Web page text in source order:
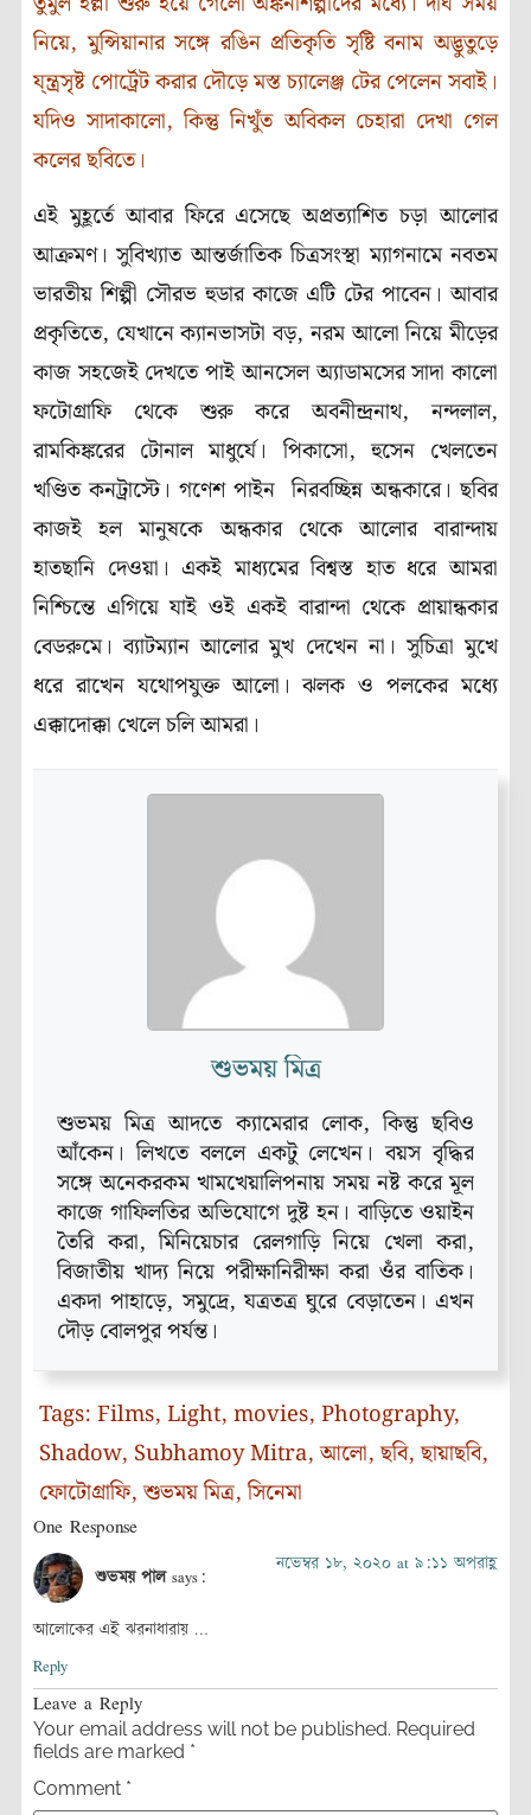
নিয়ে,মুন্সিয়ানার সঙ্গে রঙিন প্রতিকৃতি সৃষ্টি বনাম অদ্ভুতুড়ে
য্ন্ত্রসৃষ্ট পোর্ট্রেট করার দৌড়ে মস্ত চ্যালেঞ্জ টের পেলেন সবাই।
যদিও সাদাকালো,কিন্তু নিখুঁত অবিকল চেহারা দেখা গেল
কলের ছবিতে।
এই মুহূর্তে আবার ফিরে এসেছে অপ্রত্যাশিত চড়া আলোর
আক্রমণ।সুবিখ্যাত আন্তর্জাতিক চিত্রসংস্থা ম্যাগনামে নবতম
ভারতীয় শিল্পী সৌরভ হুডার কাজে এটি টের পাবেন। আবার
প্রকৃতিতে, যেখানে ক্যানভাসটা বড়,নরম আলো নিয়ে মীড়ের
কাজ সহজেই দেখতে পাই আনসেল অ্যাডামসের সাদা কালো
ফটোগ্রাফি থেকে শুরু করে অবনীন্দ্রনাথ,নন্দলাল,
রামকিঙ্করের টোনাল মাধুর্যে। পিকাসো,হুসেন খেলতেন
খণ্ডিত কনট্রাস্টে। গণেশ পাইন নিরবচ্ছিন্ন অন্ধকারে। ছবির
কাজই হল মানুষকে অন্ধকার থেকে আলোর বারান্দায়
হাতছানি দেওয়া। একই মাধ্যমের বিশ্বস্ত হাত ধরে আমরা
নিশ্চিন্তে এগিয়ে যাই ওই একই বারান্দা থেকে প্রায়ান্ধকার
বেডরুমে। ব্যাটম্যান আলোর মুখ দেখেন না। সুচিত্রা মুখে
ধরে রাখেন যথোপযুক্ত আলো। ঝলক ও পলকের মধ্যে
এক্কাদোক্কা খেলে চলি আমরা।
শুভময় মিত্র
শুভময় মিত্র আদতে ক্যামেরার লোক, কিন্তু ছবিও
আঁকেন। লিখতে বললে একটু লেখেন। বয়স বৃদ্ধির
সঙ্গে অনেকরকম খামখেয়ালিপনায় সময় নষ্ট করে মূল
কাজে গাফিলতির অভিযোগে দুষ্ট হন। বাড়িতে ওয়াইন
তৈরি করা, মিনিয়েচার রেলগাড়ি নিয়ে খেলা করা,
বিজাতীয় খাদ্য নিয়ে পরীক্ষানিরীক্ষা করা ওঁর বাতিক।
একদা পাহাড়ে, সমুদ্রে, যত্রতত্র ঘুরে বেড়াতেন। এখন
দৌড় বোলপুর পর্যন্ত।
Tags: Films, Light, movies, Photography,
Shadow, Subhamoy Mitra,আলো,ছবি,ছায়াছবি,
ফোটোগ্রাফি,শুভময় মিত্র,সিনেমা
One Response
শুভময় পাল says:
নভেম্বর ১৮, ২০২০ at ৯:১১ অপরাহ্ণ
আলোকের এই ঝরনাধারায় …
Reply
Leave a Reply
Your email address will not be published. Required
fields are marked *
Comment *